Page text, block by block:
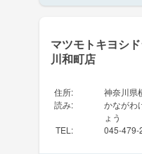
マツモトキヨシ
川和町店
住所:
神奈川県
読み:
かながわ
ょう
TEL : 045-479-